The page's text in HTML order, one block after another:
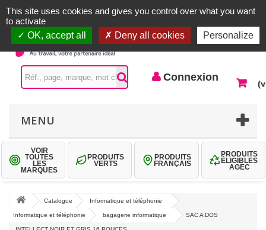
Contactez-nous
Connexion
MENU
VOIR
TOUTES
LES
MARQUES
PRODUITS
VERTS
PRODUITS
FRANÇAIS
PRODUITS
ÉLIGIBLES
AGEC
Catalogue Informatique et téléphonie
Informatique et téléphonie bagagerie informatique SAC A DOS
This site uses cookies and gives you control over what you want
to activate
OK, accept all
Deny all cookies Personalize